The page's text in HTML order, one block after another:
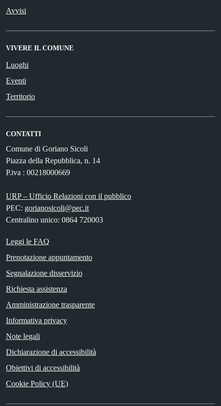
Avvisi
VIVERE IL COMUNE
Luoghi
Eventi
Territorio
CONTATTI
Comune di Goriano Sicoli
Piazza della Repubblica, n. 14
P.iva : 00218000669
URP – Ufficio Relazioni con il pubblico
PEC: gorianosicoli@pec.it
Centralino unico: 0864 720003
Leggi le FAQ
Prenotazione appuntamento
Segnalazione disservizio
Richiesta assistenza
Amministrazione trasparente
Informativa privacy
Note legali
Dichiarazione di accessibilità
Obiettivi di accessibilità
Cookie Policy (UE)